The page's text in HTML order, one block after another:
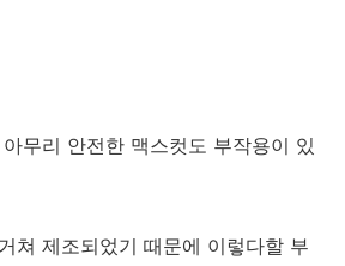
무리 안전한 맥스컷도 부작용이 있
쳐 제조되었기 때문에 이렇다할 부